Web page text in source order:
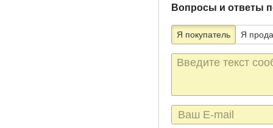
Вопросы и ответы
Я покупатель Я
Текст
сообщения
E-
mail